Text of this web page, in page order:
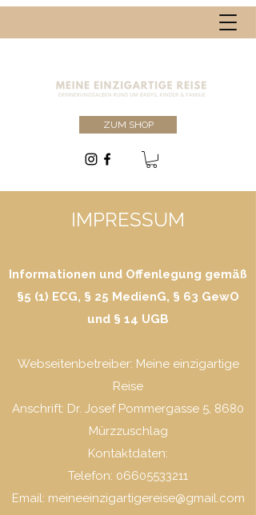
ZUM SHOP
IMPRESSUM
Informationen und Offenlegung gemäß
§5 (1) ECG, § 25 MedienG, § 63 GewO
und § 14 UGB
Webseitenbetreiber: Meine einzigartige
Reise
Anschrift: Dr. Josef Pommergasse 5, 8680
Mürzzuschlag
Kontaktdaten:
Telefon: 06605533211
Email: meineeinzigartigereise@gmail.com